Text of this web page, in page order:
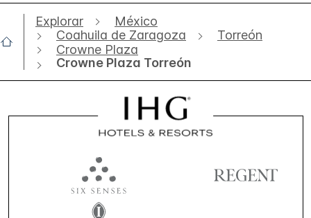
Explorar
México
Coahuila de Zaragoza
Torreón
Crowne Plaza
Crowne Plaza Torreón